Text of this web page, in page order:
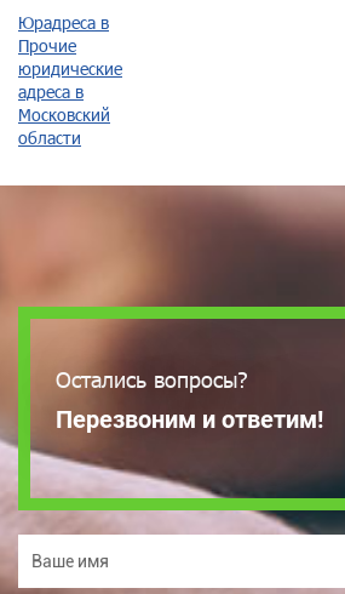
Юрадреса в
Прочие
юридические
адреса в
Московский
области
Остались вопросы?
Перезвоним и ответим!